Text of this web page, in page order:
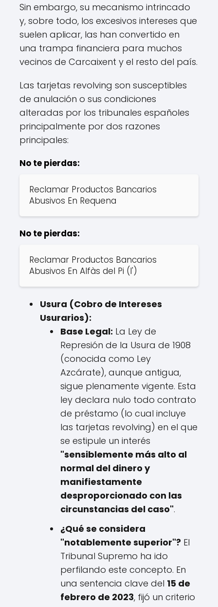
Sin embargo, su mecanismo intrincado
y, sobre todo, los excesivos intereses que
suelen aplicar, las han convertido en
una trampa financiera para muchos
vecinos de Carcaixent y el resto del país.
Las tarjetas revolving son susceptibles
de anulación o sus condiciones
alteradas por los tribunales españoles
principalmente por dos razones
principales:
No te pierdas:
Reclamar Productos Bancarios
Abusivos En Requena
No te pierdas:
Reclamar Productos Bancarios
Abusivos En Alfàs del Pi (l')
Usura (Cobro de Intereses
Usurarios):
Base Legal: La Ley de
Represión de la Usura de 1908
(conocida como Ley
Azcárate), aunque antigua,
sigue plenamente vigente. Esta
ley declara nulo todo contrato
de préstamo (lo cual incluye
las tarjetas revolving) en el que
se estipule un interés
"sensiblemente más alto al
normal del dinero y
manifiestamente
desproporcionado con las
circunstancias del caso".
¿Qué se considera
"notablemente superior"? El
Tribunal Supremo ha ido
perfilando este concepto. En
una sentencia clave del 15 de
febrero de 2023, fijó un criterio